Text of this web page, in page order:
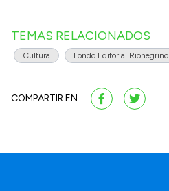
TEMAS RELACIONADOS
Cultura Fondo Editorial Rionegrino
COMPARTIR EN: